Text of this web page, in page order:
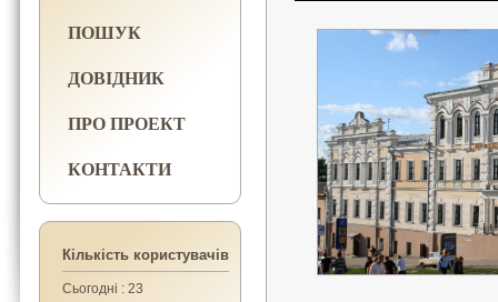
ПОШУК
ДОВІДНИК
ПРО ПРОЕКТ
КОНТАКТИ
Кількість користувачів
Сьогодні : 23